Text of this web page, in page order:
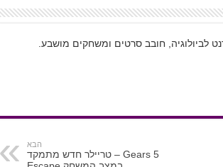
לביולוגיה, חובב סרטים ומשחקים מושבע.
הבא
Gears 5 – טריילר חדש מתמקד